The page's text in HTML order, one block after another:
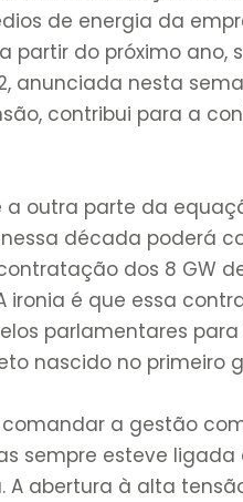
de energia da
partir do próximo ano,
anunciada nesta
contribui para a
a outra parte da
década poderá
dos 8 GW
ironia é que essa
parlamentares
nascido no primeiro
comandar a gestão
sempre esteve
A abertura à alta